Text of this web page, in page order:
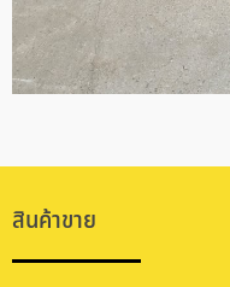
สินค้าขาย